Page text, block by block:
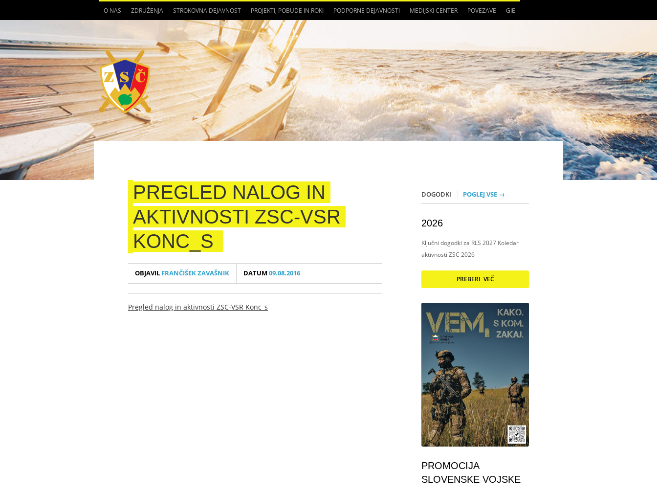
O NAS ZDRUŽENJA STROKOVNA DEJAVNOST PROJEKTI, POBUDE IN ROKI PODPORNE DEJAVNOSTI MEDIJSKI CENTER POVEZAVE GIE
PREGLED NALOG IN
AKTIVNOSTI ZSC-VSR
KONC_S
OBJAVIL FRANČIŠEK ZAVAŠNIK DATUM09.08.2016
Pregled nalog in aktivnosti ZSC-VSR Konc_s
DOGODKI POGLEJ VSE →
2026
Ključni dogodki za RLS 2027 Koledar
aktivnosti ZSC 2026
PREBERI VEČ
PROMOCIJA
SLOVENSKE VOJSKE